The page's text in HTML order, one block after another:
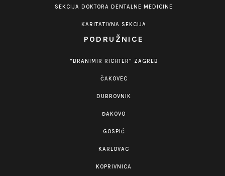
SEKCIJA DOKTORA DENTALNE MEDICINE
KARITATIVNA SEKCIJA
PODRUŽNICE
“BRANIMIR RICHTER” ZAGREB
ČAKOVEC
DUBROVNIK
ĐAKOVO
GOSPIĆ
KARLOVAC
KOPRIVNICA